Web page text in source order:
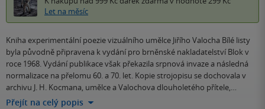
Let na měsíc
Kniha experimentální poezie vizuálního umělce Jiřího Valocha Bílé listy
byla původně připravena k vydání pro brněnské nakladatelství Blok v
roce 1968. Vydání publikace však překazila srpnová invaze a následná
normalizace na přelomu 60. a 70. let. Kopie strojopisu se dochovala v
archivu J. H. Kocmana, umělce a Valochova dlouholetého přítele,…
Přejít na celý popis